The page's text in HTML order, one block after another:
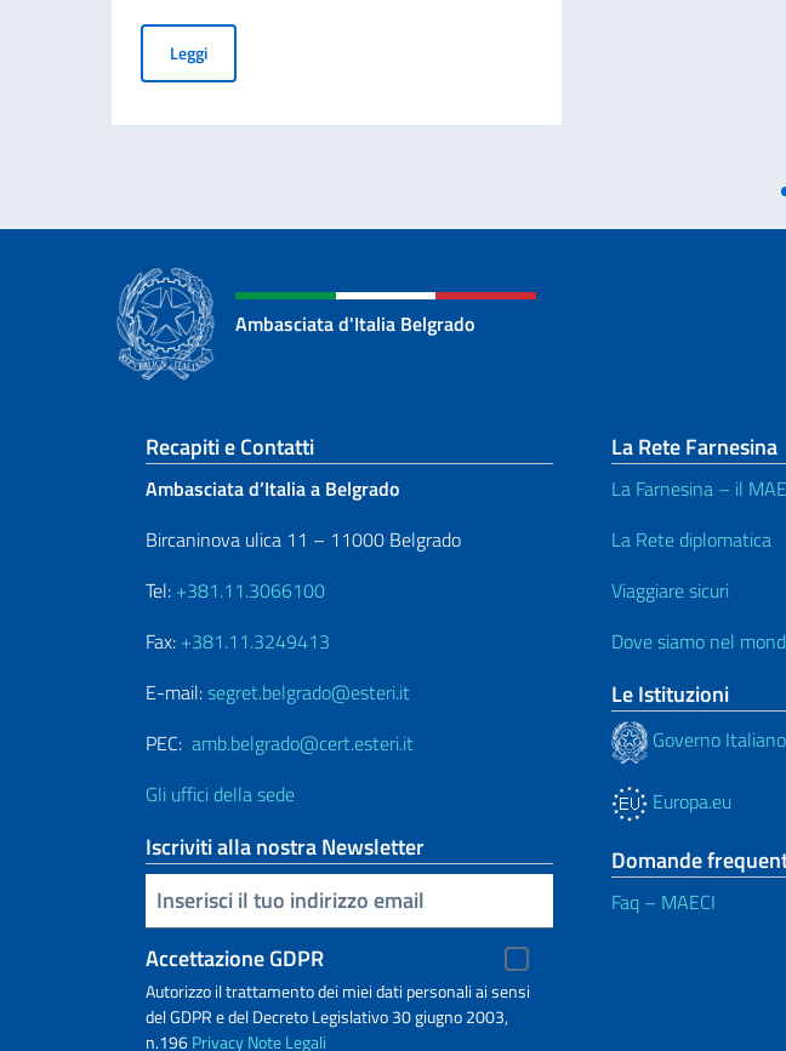
LeggiCOMMEMORAZIONE DEL 70. ANNIVERSARIO DEL DISASTRO DI MARCINELLE.
Ambasciata d'Italia Belgrado
Sezione footer
Recapiti e Contatti
Ambasciata d’Italia a Belgrado
Bircaninova ulica 11 – 11000 Belgrado
Tel: +381.11.3066100
Fax: +381.11.3249413
E-mail:segret.belgrado@esteri.it
PEC: amb.belgrado@cert.esteri.it
Gli uffici della sede
Iscriviti alla nostra Newsletter
Inserisci la tua email
Accettazione GDPR
Autorizzo il trattamento dei miei dati personali ai sensi
del GDPR e del Decreto Legislativo 30 giugno 2003,
n.196PrivacyNote Legali
La Rete Farnesina
La Farnesina – il
La Rete diplomatica
Viaggiare sicuri
Dove siamo nel
Le Istituzioni
Governo Italiano
Europa.eu
Domande
Faq – MAECI